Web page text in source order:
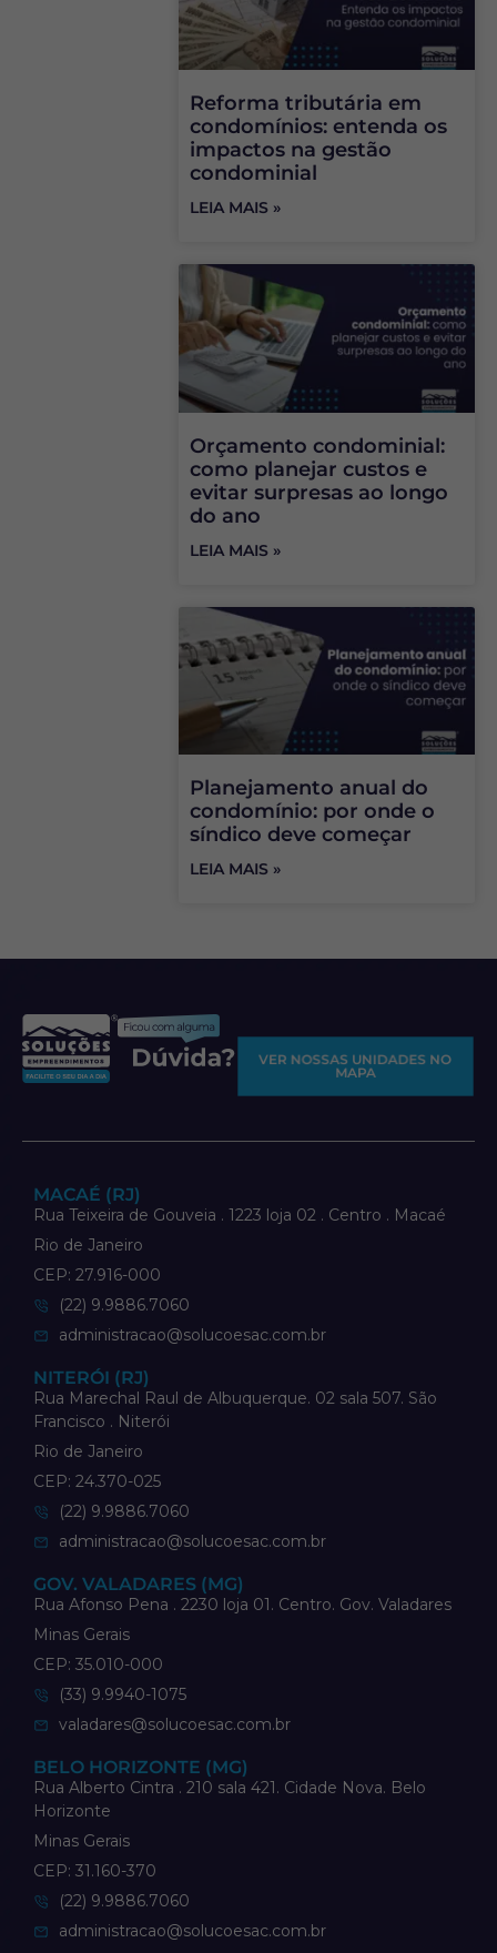
Reforma tributária em
condomínios: entenda os
impactos na gestão
condominial
LEIA MAIS »
Orçamento condominial:
como planejar custos e
evitar surpresas ao longo
do ano
LEIA MAIS »
Planejamento anual do
condomínio: por onde o
síndico deve começar
LEIA MAIS »
VER NOSSAS UNIDADES NO
MAPA
MACAÉ (RJ)
Rua Teixeira de Gouveia . 1223 loja 02 . Centro . Macaé
Rio de Janeiro
CEP: 27.916-000
(22) 9.9886.7060
administracao@solucoesac.com.br
NITERÓI (RJ)
Rua Marechal Raul de Albuquerque. 02 sala 507. São
Francisco . Niterói
Rio de Janeiro
CEP: 24.370-025
(22) 9.9886.7060
administracao@solucoesac.com.br
GOV. VALADARES (MG)
Rua Afonso Pena . 2230 loja 01. Centro. Gov. Valadares
Minas Gerais
CEP: 35.010-000
(33) 9.9940-1075
valadares@solucoesac.com.br
BELO HORIZONTE (MG)
Rua Alberto Cintra . 210 sala 421. Cidade Nova. Belo
Horizonte
Minas Gerais
CEP: 31.160-370
(22) 9.9886.7060
administracao@solucoesac.com.br